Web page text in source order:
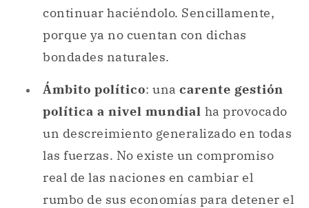
continuar haciéndolo. Sencillamente,
porque ya no cuentan con dichas
bondades naturales.
Ámbito político: una carente gestión
política a nivel mundial ha provocado
un descreimiento generalizado en todas
las fuerzas. No existe un compromiso
real de las naciones en cambiar el
rumbo de sus economías para detener el